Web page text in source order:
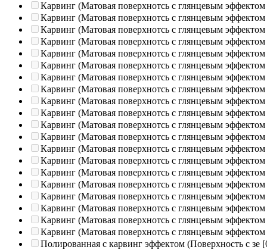
Карвинг (Матовая поверхнотсь с глянцевым эффектом
Карвинг (Матовая поверхнотсь с глянцевым эффектом
Карвинг (Матовая поверхнотсь с глянцевым эффектом
Карвинг (Матовая поверхнотсь с глянцевым эффектом
Карвинг (Матовая поверхнотсь с глянцевым эффектом
Карвинг (Матовая поверхнотсь с глянцевым эффектом
Карвинг (Матовая поверхнотсь с глянцевым эффектом
Карвинг (Матовая поверхнотсь с глянцевым эффектом
Карвинг (Матовая поверхнотсь с глянцевым эффектом
Карвинг (Матовая поверхнотсь с глянцевым эффектом
Карвинг (Матовая поверхнотсь с глянцевым эффектом
Карвинг (Матовая поверхнотсь с глянцевым эффектом
Карвинг (Матовая поверхнотсь с глянцевым эффектом
Карвинг (Матовая поверхнотсь с глянцевым эффектом
Карвинг (Матовая поверхнотсь с глянцевым эффектом
Карвинг (Матовая поверхнотсь с глянцевым эффектом
Карвинг (Матовая поверхнотсь с глянцевым эффектом
Карвинг (Матовая поверхнотсь с глянцевым эффектом
Карвинг (Матовая поверхнотсь с глянцевым эффектом
Карвинг (Матовая поверхнотсь с глянцевым эффектом
Полированная c карвинг эффектом (Поверхность с зе